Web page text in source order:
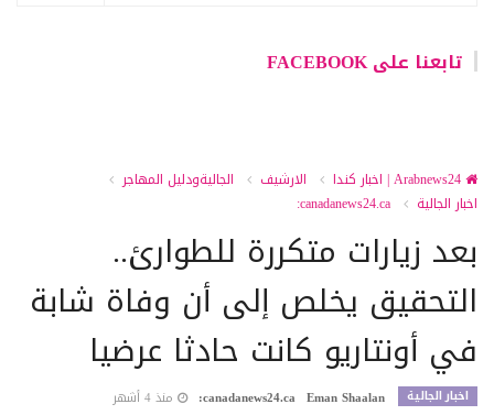
تابعنا على FACEBOOK
الارشيف
الجاليةودليل المهاجر
اخبار الجالية
canadanews24.ca:
بعد زيارات متكررة للطوارئ..
التحقيق يخلص إلى أن وفاة شابة
في أونتاريو كانت حادثا عرضيا
اخبار الجالية Eman Shaalan
canadanews24.ca: منذ 4 أشهر